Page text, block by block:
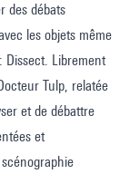
des débats
les objets même
Dissect. Librement
Tulp, relatée
et de débattre
et